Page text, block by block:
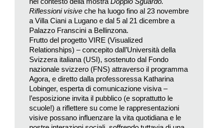
inserendomi nelle stanze».
Il progetto – che risale al 2001 e si è fatto video, inglobando
voci di bambini in loop, oltre che installazione – viene molto
apprezzato, ma non quanto il lavoro che consacrerà Moira
Ricci come artista, rendendola nota. Opera scaturita dalla
morte della madre, avvenuta la notte di San Lorenzo, il 10
agosto del 2004, che pure determina la seconda parte del titolo
della mostra, a ridosso della data di nascita. Morte che ebbe
luogo, guarda caso, a seguito di un incidente domestico
proprio durante la ristrutturazione della casa. Dedicata alla
Riflessioni visive che ha luogo fino al 23 novembre
a Villa Ciani a Lugano e dal 5 al 21 dicembre a
Palazzo Franscini a Bellinzona.
Frutto del progetto VIRE (Visualized
Relationships) – concepito dall’Università della
Svizzera italiana (USI), sostenuto dal Fondo
nazionale svizzero (FNS) attraverso il programma
Agora, e diretto dalla professoressa Katharina
Lobinger, esperta di comunicazione visiva –
l’esposizione invita il pubblico (e soprattutto le
scuole!) a riflettere su come le rappresentazioni
visive possano influenzare la vita quotidiana e le